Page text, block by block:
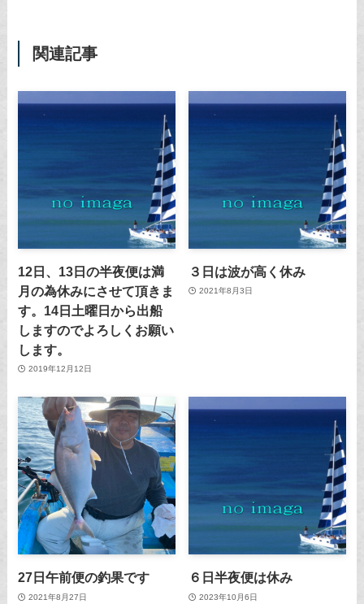
関連記事
12日、13日の半夜便は満
月の為休みにさせて頂きま
す。14日土曜日から出船
しますのでよろしくお願い
します。
2019年12月12日
３日は波が高く休み
2021年8月3日
27日午前便の釣果です
2021年8月27日
６日半夜便は休み
2023年10月6日